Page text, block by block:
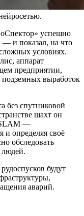
успешно
— и показал, на что
условиях.
аппарат
предприятии,
подземных выработок
без спутниковой
шахт он
SLAM —
и определяя своё
обследовать
людей.
будут
аварий.